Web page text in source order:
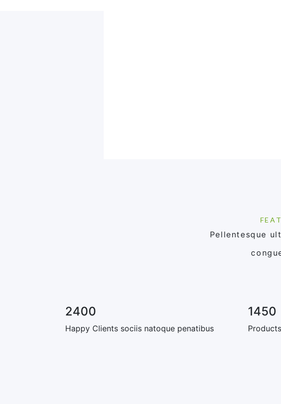
Pellentesque
2400
Happy Clients sociis natoque penatibus
1450
Products